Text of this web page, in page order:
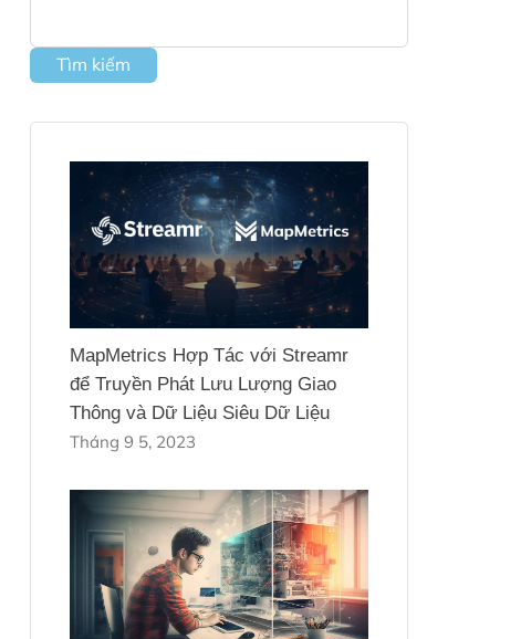
Tìm kiếm
MapMetrics Hợp Tác với Streamr
để Truyền Phát Lưu Lượng Giao
Thông và Dữ Liệu Siêu Dữ Liệu
Tháng 9 5, 2023